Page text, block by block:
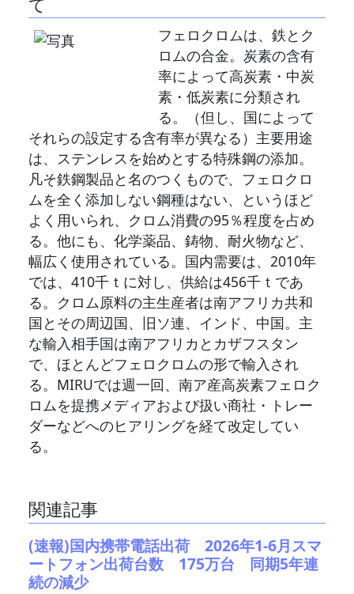
フェロクロムは、鉄とク
ロムの合金。炭素の含有
率によって高炭素・中炭
素・低炭素に分類され
る。（但し、国によって
それらの設定する含有率が異なる）主要用途
は、ステンレスを始めとする特殊鋼の添加。
凡そ鉄鋼製品と名のつくもので、フェロクロ
ムを全く添加しない鋼種はない、というほど
よく用いられ、クロム消費の95％程度を占め
る。他にも、化学薬品、鋳物、耐火物など、
幅広く使用されている。国内需要は、2010年
では、410千ｔに対し、供給は456千ｔであ
る。クロム原料の主生産者は南アフリカ共和
国とその周辺国、旧ソ連、インド、中国。主
な輸入相手国は南アフリカとカザフスタン
で、ほとんどフェロクロムの形で輸入され
る。MIRUでは週一回、南ア産高炭素フェロク
ロムを提携メディアおよび扱い商社・トレー
ダーなどへのヒアリングを経て改定してい
る。
関連記事
(速報)国内携帯電話出荷 2026年1-6月スマ
ートフォン出荷台数 175万台 同期5年連
続の減少